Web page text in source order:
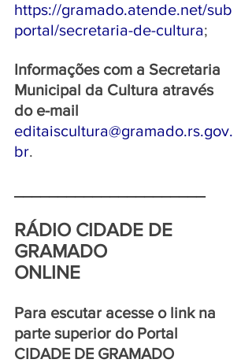
https://gramado.atende.net/sub
portal/secretaria-de-cultura;
Informações com a Secretaria
Municipal da Cultura através
do e-mail
editaiscultura@gramado.rs.gov.
br.
RÁDIO CIDADE DE
GRAMADO
ONLINE
Para escutar acesse o link na
parte superior do Portal
CIDADE DE GRAMADO